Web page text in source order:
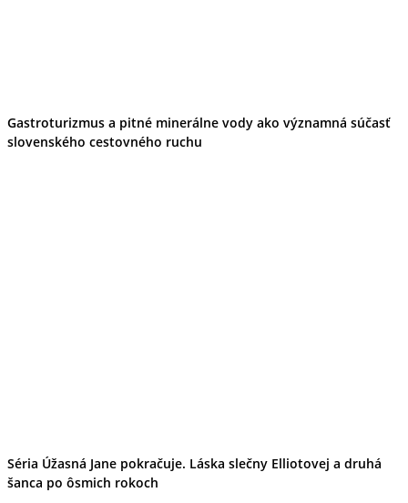
Gastroturizmus a pitné minerálne vody ako významná súčasť
slovenského cestovného ruchu
Séria Úžasná Jane pokračuje. Láska slečny Elliotovej a druhá
šanca po ôsmich rokoch